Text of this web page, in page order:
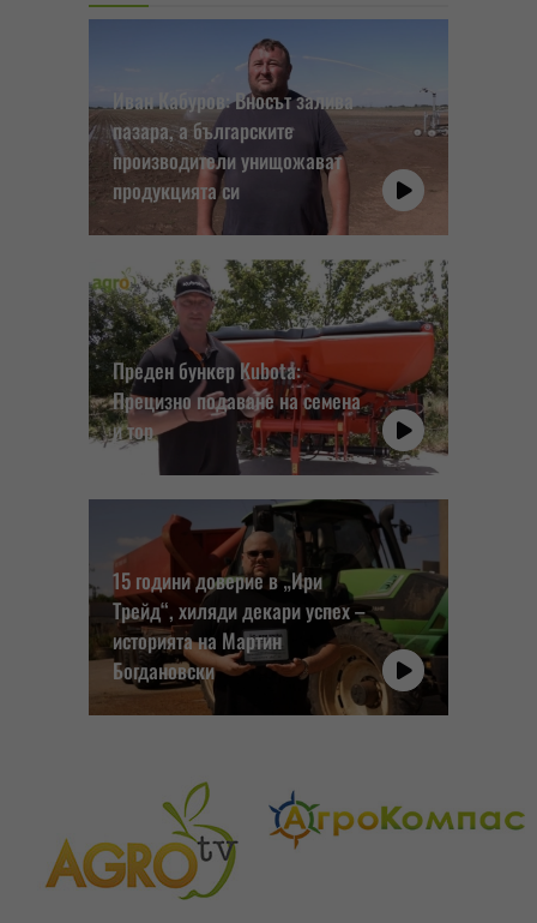
Иван Кабуров: Вносът залива
пазара, а българските
производители унищожават
продукцията си
Преден бункер Kubota:
Прецизно подаване на семена
и тор
15 години доверие в „Ири
Трейд“, хиляди декари успех –
историята на Мартин
Богдановски